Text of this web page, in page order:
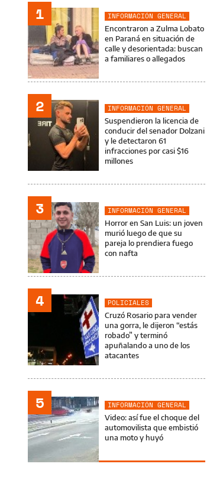
1
INFORMACIÓN GENERAL
Encontraron a Zulma Lobato
en Paraná en situación de
calle y desorientada: buscan
a familiares o allegados
2
INFORMACIÓN GENERAL
Suspendieron la licencia de
conducir del senador Dolzani
y le detectaron 61
infracciones por casi $16
millones
3
INFORMACIÓN GENERAL
Horror en San Luis: un joven
murió luego de que su
pareja lo prendiera fuego
con nafta
4
POLICIALES
Cruzó Rosario para vender
una gorra, le dijeron “estás
robado” y terminó
apuñalando a uno de los
atacantes
5
INFORMACIÓN GENERAL
Video: así fue el choque del
automovilista que embistió
una moto y huyó